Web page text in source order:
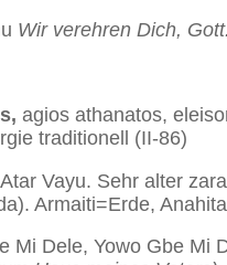
Wir verehren Dich,
agios athanatos,
traditionell (II-86)
Vayu. Sehr alter
Armaiti=Erde,
Mi Dele, Yowo Gbe